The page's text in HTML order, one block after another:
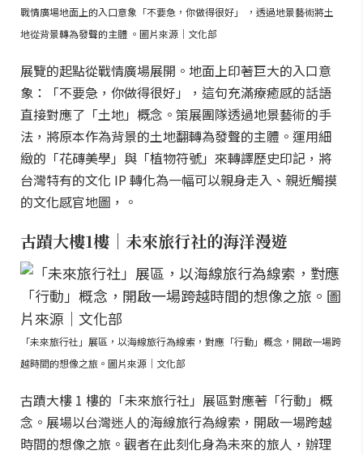
戰情廣場地面上的入口意象「不要急，你做得很好」 ，透過地景藝術將土
地從背景轉為發聲的主體 。圖片來源｜文化部
展覽的起點從戰情廣場展開。地面上印著巨大的入口意
象：「不要急，你做得很好」，這句充滿療癒感的話語
直接對應了「土地」概念。策展團隊透過地景藝術的手
法，將原本作為背景的土地翻轉為發聲的主體。運用細
緻的「花磚美學」與「植物符號」來轉譯歷史印記，將
台灣特有的文化 IP 轉化為一幅可以親身走入、親近觸摸
的文化感官地圖，。
古蹟大樓1樓｜未來旅行社的海洋漫遊
「未來旅行社」展區，以海線旅行為線索，對應「行動」概念，開啟一場跨
越時間的想像之旅。圖片來源｜文化部
古蹟大樓 1 樓的「未來旅行社」展區對應著「行動」概
念。展場以台灣迷人的海線旅行為線索，開啟一場跨越
時間的想像之旅。觀者在此刻化身為未來的旅人，辦理